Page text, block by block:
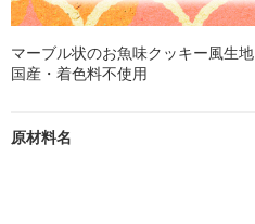
マーブル状のお魚味クッキー風生地
国産・着色料不使用
原材料名